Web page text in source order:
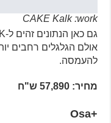
CAKE Kalk :work
להעמסה.
מחיר: 57,890 ש"ח
+Osa